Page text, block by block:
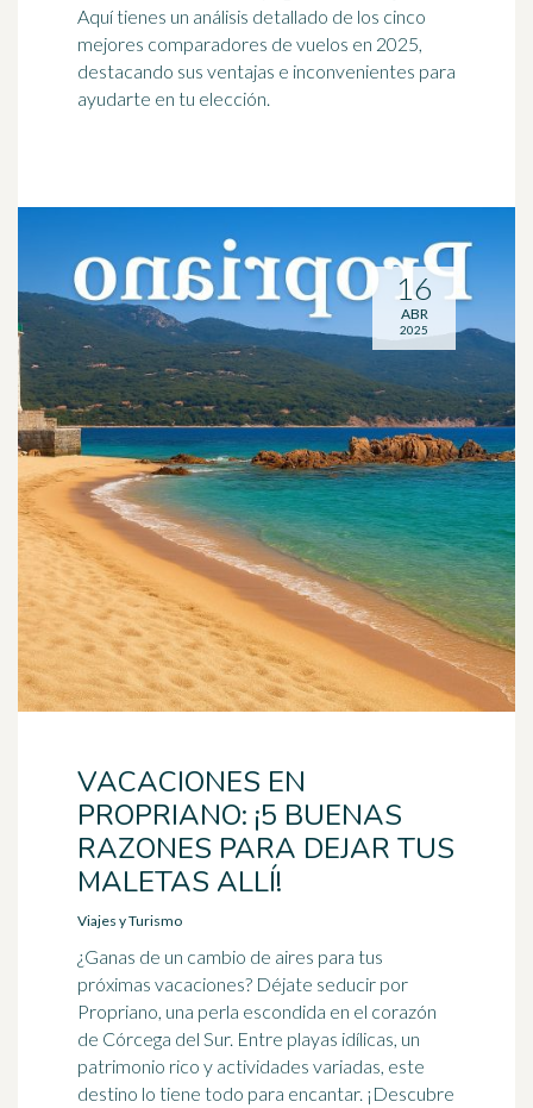
Aquí tienes un análisis detallado de los cinco
mejores comparadores de vuelos en 2025,
destacando sus ventajas e inconvenientes para
ayudarte en tu elección.
VACACIONES EN
PROPRIANO: ¡5 BUENAS
RAZONES PARA DEJAR TUS
MALETAS ALLÍ!
Viajes y Turismo
¿Ganas de un cambio de aires para tus
próximas vacaciones? Déjate seducir por
Propriano, una perla escondida en el corazón
de Córcega del Sur. Entre playas idílicas, un
patrimonio rico y actividades variadas, este
destino lo tiene todo para encantar. ¡Descubre
16
ABR
2025